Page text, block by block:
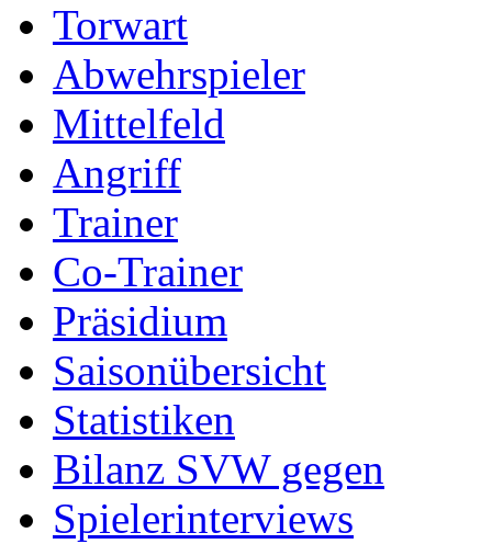
Torwart
Abwehrspieler
Mittelfeld
Angriff
Trainer
Co-Trainer
Präsidium
Saisonübersicht
Statistiken
Bilanz SVW gegen
Spielerinterviews